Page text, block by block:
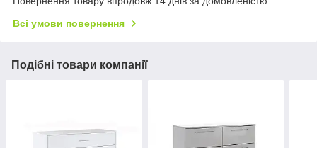
Всі умови повернення
Подібні товари компанії